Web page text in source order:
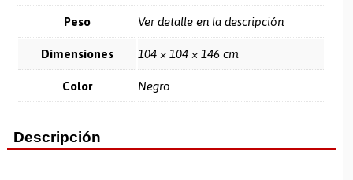
Peso Ver detalle en la descripción
Dimensiones 104 × 104 × 146 cm
Color Negro
Descripción